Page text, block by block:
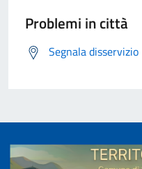
Problemi in città
Segnala disservizio